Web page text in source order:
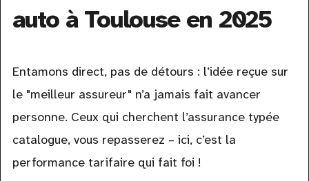
auto à Toulouse en 2025
Entamons direct, pas de détours : l’idée reçue sur
le "meilleur assureur" n’a jamais fait avancer
personne. Ceux qui cherchent l’assurance typée
catalogue, vous repasserez – ici, c’est la
performance tarifaire qui fait foi !